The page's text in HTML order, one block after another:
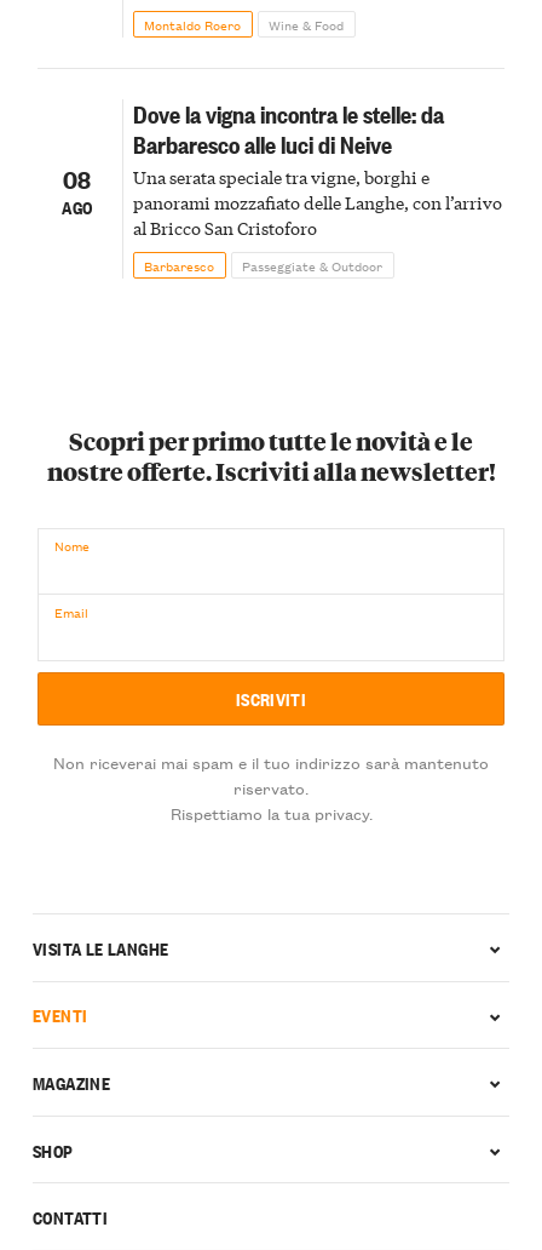
Montaldo Roero Wine & Food
08
AGO
Dove la vigna incontra le stelle: da
Barbaresco alle luci di Neive
Una serata speciale tra vigne, borghi e
panorami mozzafiato delle Langhe, con l’arrivo
al Bricco San Cristoforo
Barbaresco Passeggiate & Outdoor
Scopri per primo tutte le novità e le
nostre offerte. Iscriviti alla newsletter!
Nome
Email
Non riceverai mai spam e il tuo indirizzo sarà mantenuto
riservato.
Rispettiamo la tua privacy.
CONTATTI
VISITA LE LANGHE
EVENTI
MAGAZINE
SHOP